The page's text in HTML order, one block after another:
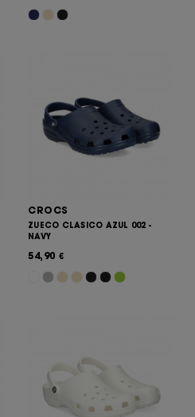
CROCS
ZUECO CLASICO AZUL 002 -
NAVY
54,90 €